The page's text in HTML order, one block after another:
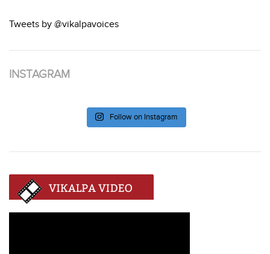
Tweets by @vikalpavoices
INSTAGRAM
Follow on Instagram